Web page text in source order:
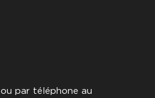
ou par téléphone au